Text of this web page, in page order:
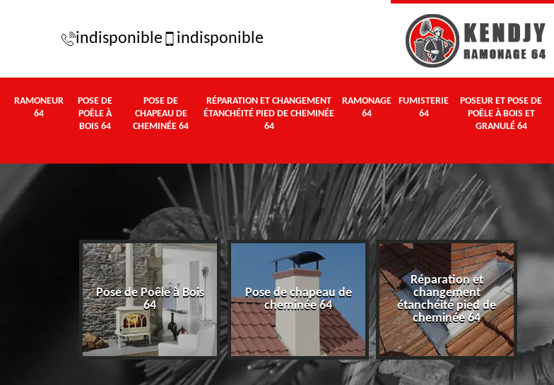
indisponible indisponible
RAMONEUR
64
POSE DE
POÊLE À
BOIS 64
POSE DE
CHAPEAU DE
CHEMINÉE 64
RÉPARATION ET CHANGEMENT
ÉTANCHÉITÉ PIED DE CHEMINÉE
64
RAMONAGE
64
FUMISTERIE
64
POSEUR ET POSE DE
POÊLE À BOIS ET
GRANULÉ 64
Pose de Poêle à Bois
64
Pose de chapeau de
cheminée 64
Réparation et
changement
étanchéité pied de
cheminée 64